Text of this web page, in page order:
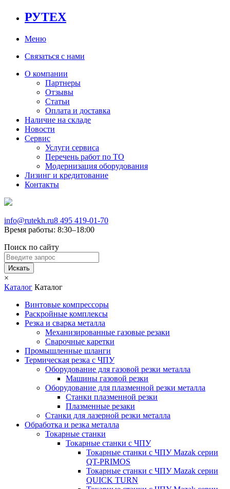
РУТЕХ
Меню
Связаться с нами
О компании
Партнеры
Отзывы
Статьи
Оплата и доставка
Наличие на складе
Новости
Сервис
Услуги сервиса
Перечень работ по ТО
Модернизация оборудования
Лизинг и кредитование
Контакты
info@rutekh.ru8 495 419-01-70
Время работы: 8:30–18:00
Поиск по сайту
Искать
×
Каталог Каталог
Винтовые компрессоры
Раскройные комплексы
Резка и сварка металла
Механизированные газовые резаки
Сварочные каретки
Промышленные шланги
Термическая резка с ЧПУ
Оборудование для газовой резки металла
Машины газовой резки
Оборудование для плазменной резки металла
Станки плазменной резки
Плазменные резаки
Станки для лазерной резки металла
Обработка и резка металла
Токарные станки
Токарные станки с ЧПУ
Токарные станки с ЧПУ Mazak серии
QT-PRIMOS
Токарные станки с ЧПУ Mazak серии
QUICK TURN